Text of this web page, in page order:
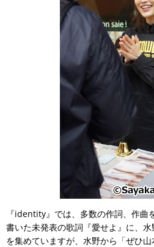
『identity』では、多数の作詞、作曲
書いた未発表の歌詞『愛せよ』に、
を集めていますが、水野から「ぜひ